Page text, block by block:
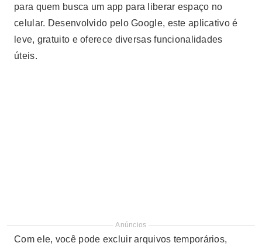
para quem busca um app para liberar espaço no
celular. Desenvolvido pelo Google, este aplicativo é
leve, gratuito e oferece diversas funcionalidades
úteis.
Anúncios
Com ele, você pode excluir arquivos temporários,